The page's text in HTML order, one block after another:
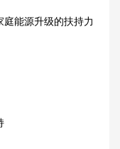
能源升级的扶持力